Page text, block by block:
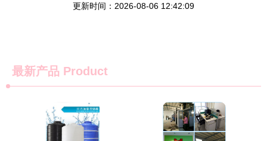
更新时间：2026-08-06 12:42:09
最新产品 Product